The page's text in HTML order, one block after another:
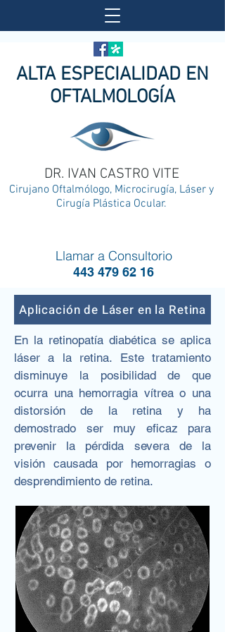
ALTA ESPECIALIDAD EN
OFTALMOLOGÍA
DR. IVAN CASTRO VITE
Cirujano Oftalmólogo, Microcirugía, Láser y
Cirugía Plástica Ocular.
Llamar a Consultorio
443 479 62 16
Aplicación de Láser en la Retina
En la retinopatía diabética se aplica
láser a la retina. Este tratamiento
disminuye la posibilidad de que
ocurra una hemorragia vítrea o una
distorsión de la retina y ha
demostrado ser muy eficaz para
prevenir la pérdida severa de la
visión causada por hemorragias o
desprendimiento de retina.